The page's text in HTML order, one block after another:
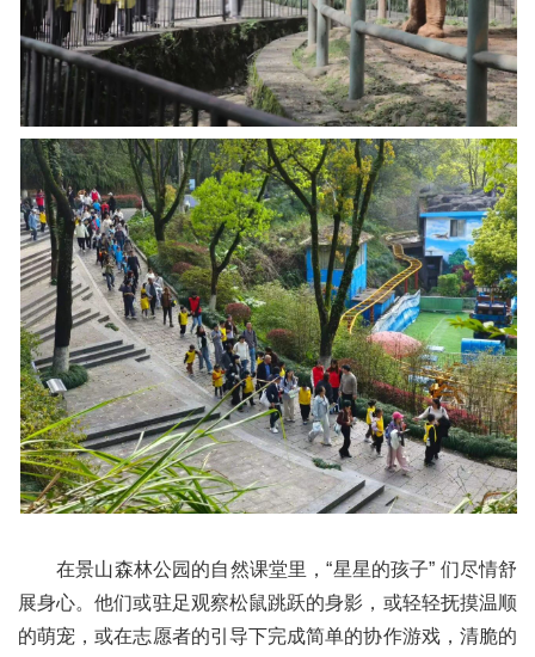
在景山森林公园 的自然课堂里，“星星的孩子” 们尽情舒
展身心。他们或驻足观察松鼠跳跃的身影，或轻轻抚摸温顺
的萌宠，或在志愿者的引导下完成简单的协作游戏，清脆的